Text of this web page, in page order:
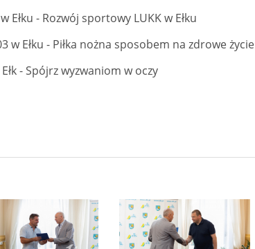
- Rozwój sportowy LUKK w Ełku
w Ełku - Piłka nożna sposobem na zdrowe życie
- Spójrz wyzwaniom w oczy